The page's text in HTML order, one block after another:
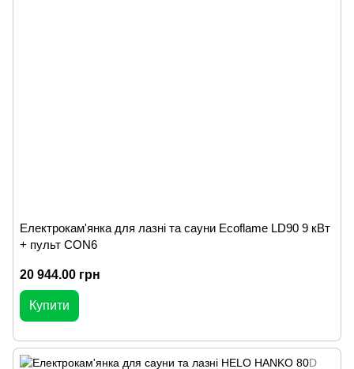
Електрокам'янка для лазні та сауни Ecoflame LD90 9 кВт
+ пульт CON6
20 944.00 грн
Купити